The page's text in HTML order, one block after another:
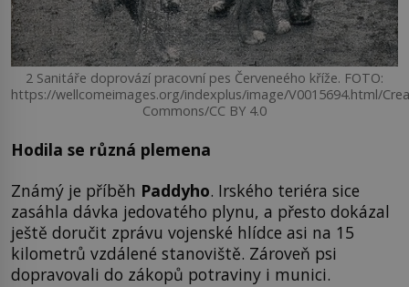
2 Sanitáře doprovází pracovní pes Červeneého kříže. FOTO:
https://wellcomeimages.org/indexplus/image/V0015694.html/
Commons/CC BY 4.0
Hodila se různá plemena
Známý je příběh Paddyho. Irského teriéra sice
zasáhla dávka jedovatého plynu, a přesto dokázal
ještě doručit zprávu vojenské hlídce asi na 15
kilometrů vzdálené stanoviště. Zároveň psi
dopravovali do zákopů potraviny i munici.